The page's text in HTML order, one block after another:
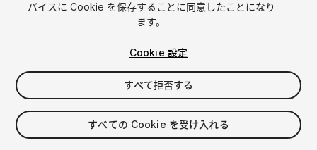
$15
消費税は決済時に計算されます
バイスに Cookie を保存することに同意したことになり
ます。
Cookie 設定
すべて拒否する
すべての Cookie を受け入れる